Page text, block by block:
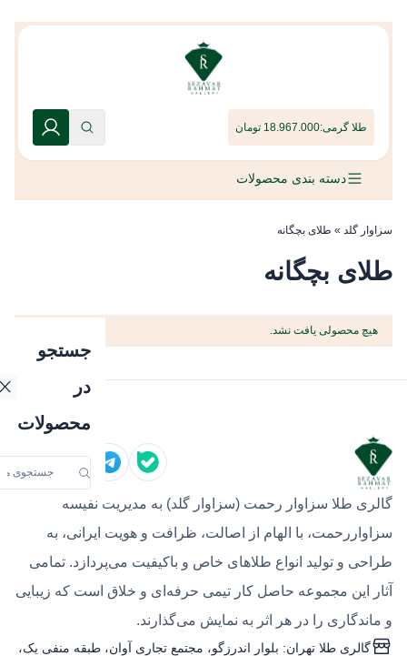
طلا گرمی:18.967.000 تومان
جستجو
در
محصولات
دسته بندی محصولات
سزاوار گلد » طلای بچگانه
طلای بچگانه
هیچ محصولی یافت نشد.
گالری طلا سزاوار رحمت (سزاوار گلد) به مدیریت نفیسه
سزاواررحمت، با الهام از اصالت، ظرافت و هویت ایرانی، به
طراحی و تولید انواع طلاهای خاص و باکیفیت می‌پردازد. تمامی
آثار این مجموعه حاصل کار تیمی حرفه‌ای و خلاق است که زیبایی
و ماندگاری را در هر اثر به نمایش می‌گذارند.
گالری طلا تهران: بلوار اندرزگو، مجتمع تجاری آوان، طبقه منفی یک،